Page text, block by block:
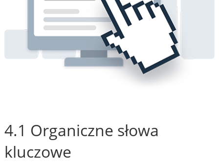
4.1 Organiczne słowa
kluczowe